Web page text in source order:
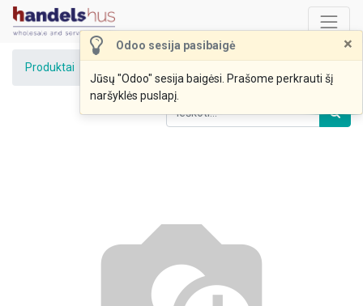
Odoo sesija pasibaigė ×
Jūsų "Odoo" sesija baigėsi. Prašome perkrauti šį
naršyklės puslapį.
Produktai